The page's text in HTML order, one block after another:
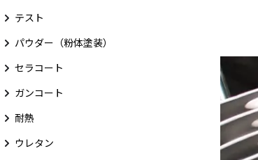
テスト
パウダー（粉体塗装）
セラコート
ガンコート
耐熱
ウレタン